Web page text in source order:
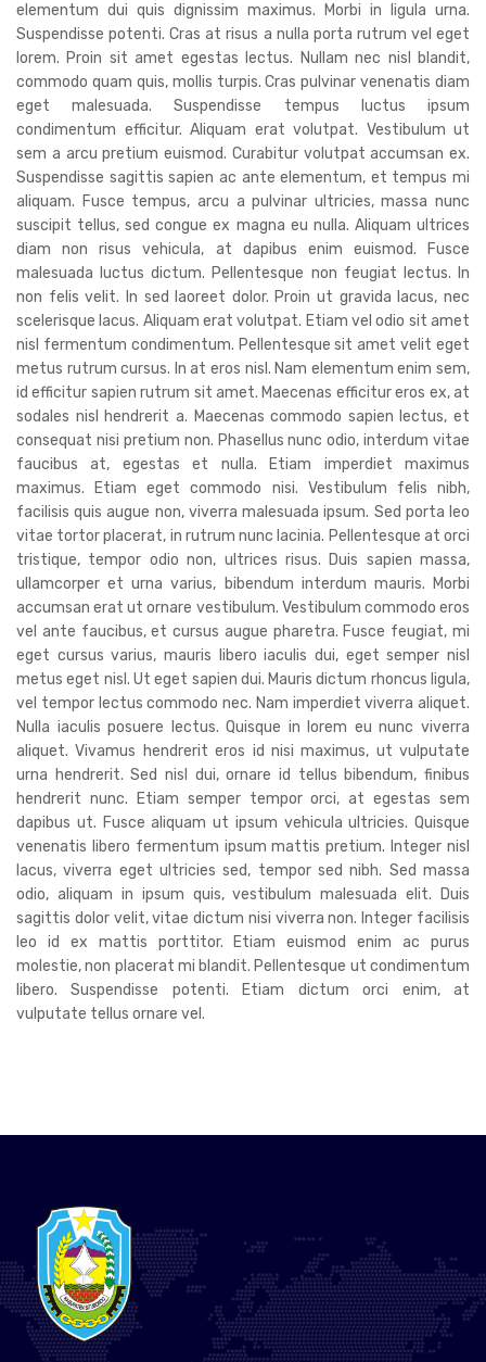
elementum dui quis dignissim maximus. Morbi in ligula urna.
Suspendisse potenti. Cras at risus a nulla porta rutrum vel eget
lorem. Proin sit amet egestas lectus. Nullam nec nisl blandit,
commodo quam quis, mollis turpis. Cras pulvinar venenatis diam
eget malesuada. Suspendisse tempus luctus ipsum
condimentum efficitur. Aliquam erat volutpat. Vestibulum ut
sem a arcu pretium euismod. Curabitur volutpat accumsan ex.
Suspendisse sagittis sapien ac ante elementum, et tempus mi
aliquam. Fusce tempus, arcu a pulvinar ultricies, massa nunc
suscipit tellus, sed congue ex magna eu nulla. Aliquam ultrices
diam non risus vehicula, at dapibus enim euismod. Fusce
malesuada luctus dictum. Pellentesque non feugiat lectus. In
non felis velit. In sed laoreet dolor. Proin ut gravida lacus, nec
scelerisque lacus. Aliquam erat volutpat. Etiam vel odio sit amet
nisl fermentum condimentum. Pellentesque sit amet velit eget
metus rutrum cursus. In at eros nisl. Nam elementum enim sem,
id efficitur sapien rutrum sit amet. Maecenas efficitur eros ex, at
sodales nisl hendrerit a. Maecenas commodo sapien lectus, et
consequat nisi pretium non. Phasellus nunc odio, interdum vitae
faucibus at, egestas et nulla. Etiam imperdiet maximus
maximus. Etiam eget commodo nisi. Vestibulum felis nibh,
facilisis quis augue non, viverra malesuada ipsum. Sed porta leo
vitae tortor placerat, in rutrum nunc lacinia. Pellentesque at orci
tristique, tempor odio non, ultrices risus. Duis sapien massa,
ullamcorper et urna varius, bibendum interdum mauris. Morbi
accumsan erat ut ornare vestibulum. Vestibulum commodo eros
vel ante faucibus, et cursus augue pharetra. Fusce feugiat, mi
eget cursus varius, mauris libero iaculis dui, eget semper nisl
metus eget nisl. Ut eget sapien dui. Mauris dictum rhoncus ligula,
vel tempor lectus commodo nec. Nam imperdiet viverra aliquet.
Nulla iaculis posuere lectus. Quisque in lorem eu nunc viverra
aliquet. Vivamus hendrerit eros id nisi maximus, ut vulputate
urna hendrerit. Sed nisl dui, ornare id tellus bibendum, finibus
hendrerit nunc. Etiam semper tempor orci, at egestas sem
dapibus ut. Fusce aliquam ut ipsum vehicula ultricies. Quisque
venenatis libero fermentum ipsum mattis pretium. Integer nisl
lacus, viverra eget ultricies sed, tempor sed nibh. Sed massa
odio, aliquam in ipsum quis, vestibulum malesuada elit. Duis
sagittis dolor velit, vitae dictum nisi viverra non. Integer facilisis
leo id ex mattis porttitor. Etiam euismod enim ac purus
molestie, non placerat mi blandit. Pellentesque ut condimentum
libero. Suspendisse potenti. Etiam dictum orci enim, at
vulputate tellus ornare vel.